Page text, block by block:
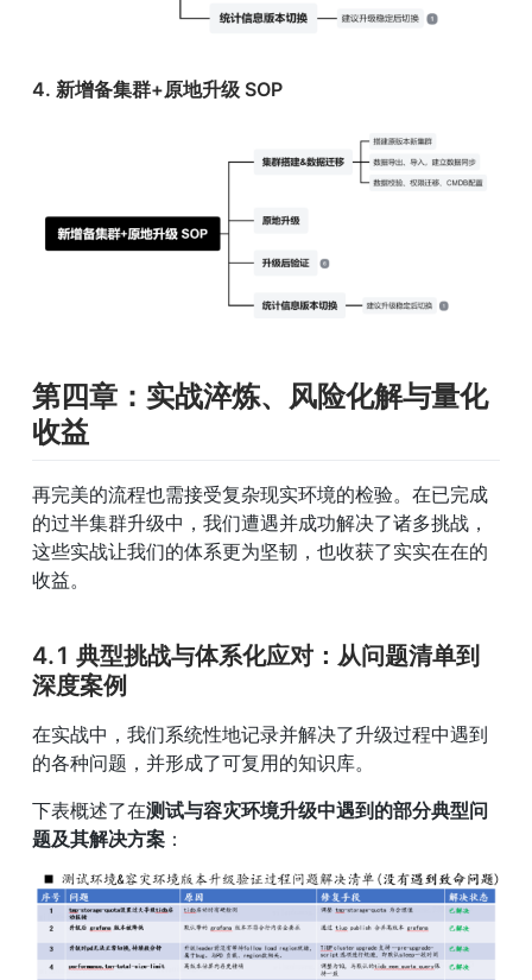
4. 新增备集群+原地升级 SOP
第四章：实战淬炼、风险化解与量化
收益
再完美的流程也需接受复杂现实环境的检验。在已完成
的过半集群升级中，我们遭遇并成功解决了诸多挑战，
这些实战让我们的体系更为坚韧，也收获了实实在在的
收益。
4.1 典型挑战与体系化应对：从问题清单到
深度案例
在实战中，我们系统性地记录并解决了升级过程中遇到
的各种问题，并形成了可复用的知识库。
下表概述了在测试与容灾环境升级中遇到的部分典型问
题及其解决方案 ：